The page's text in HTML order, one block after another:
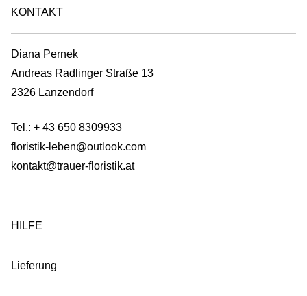
KONTAKT
Diana Pernek
Andreas Radlinger Straße 13
2326 Lanzendorf
Tel.: + 43 650 8309933
floristik-leben@outlook.com
kontakt@trauer-floristik.at
HILFE
Lieferung